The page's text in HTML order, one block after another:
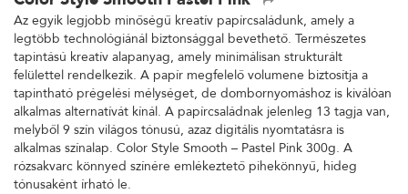
Az egyik legjobb minőségű kreatív papírcsaládunk, amely a
legtöbb technológiánál biztonsággal bevethető. Természetes
tapintású kreatív alapanyag, amely minimálisan strukturált
felülettel rendelkezik. A papír megfelelő volumene biztosítja a
tapintható prégelési mélységet, de dombornyomáshoz is kiválóan
alkalmas alternatívát kínál. A papírcsaládnak jelenleg 13 tagja van,
melyből 9 szín világos tónusú, azaz digitális nyomtatásra is
alkalmas színalap. Color Style Smooth – Pastel Pink 300g. A
rózsakvarc könnyed színére emlékeztető pihekönnyű, hideg
tónusaként írható le.